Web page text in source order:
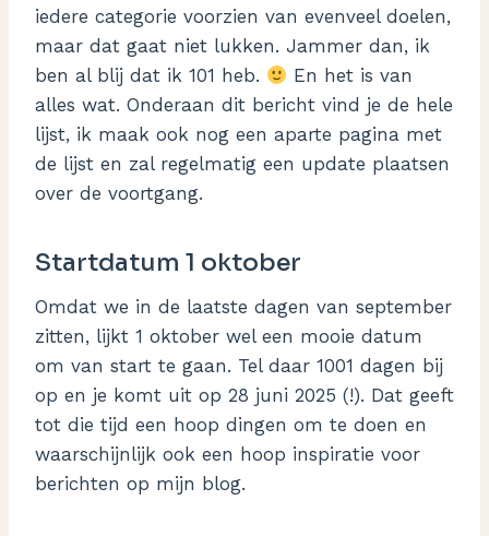
iedere categorie voorzien van evenveel doelen,
maar dat gaat niet lukken. Jammer dan, ik
ben al blij dat ik 101 heb.
En het is van
alles wat. Onderaan dit bericht vind je de hele
lijst, ik maak ook nog een aparte pagina met
de lijst en zal regelmatig een update plaatsen
over de voortgang.
Startdatum 1 oktober
Omdat we in de laatste dagen van september
zitten, lijkt 1 oktober wel een mooie datum
om van start te gaan. Tel daar 1001 dagen bij
op en je komt uit op 28 juni 2025 (!). Dat geeft
tot die tijd een hoop dingen om te doen en
waarschijnlijk ook een hoop inspiratie voor
berichten op mijn blog.